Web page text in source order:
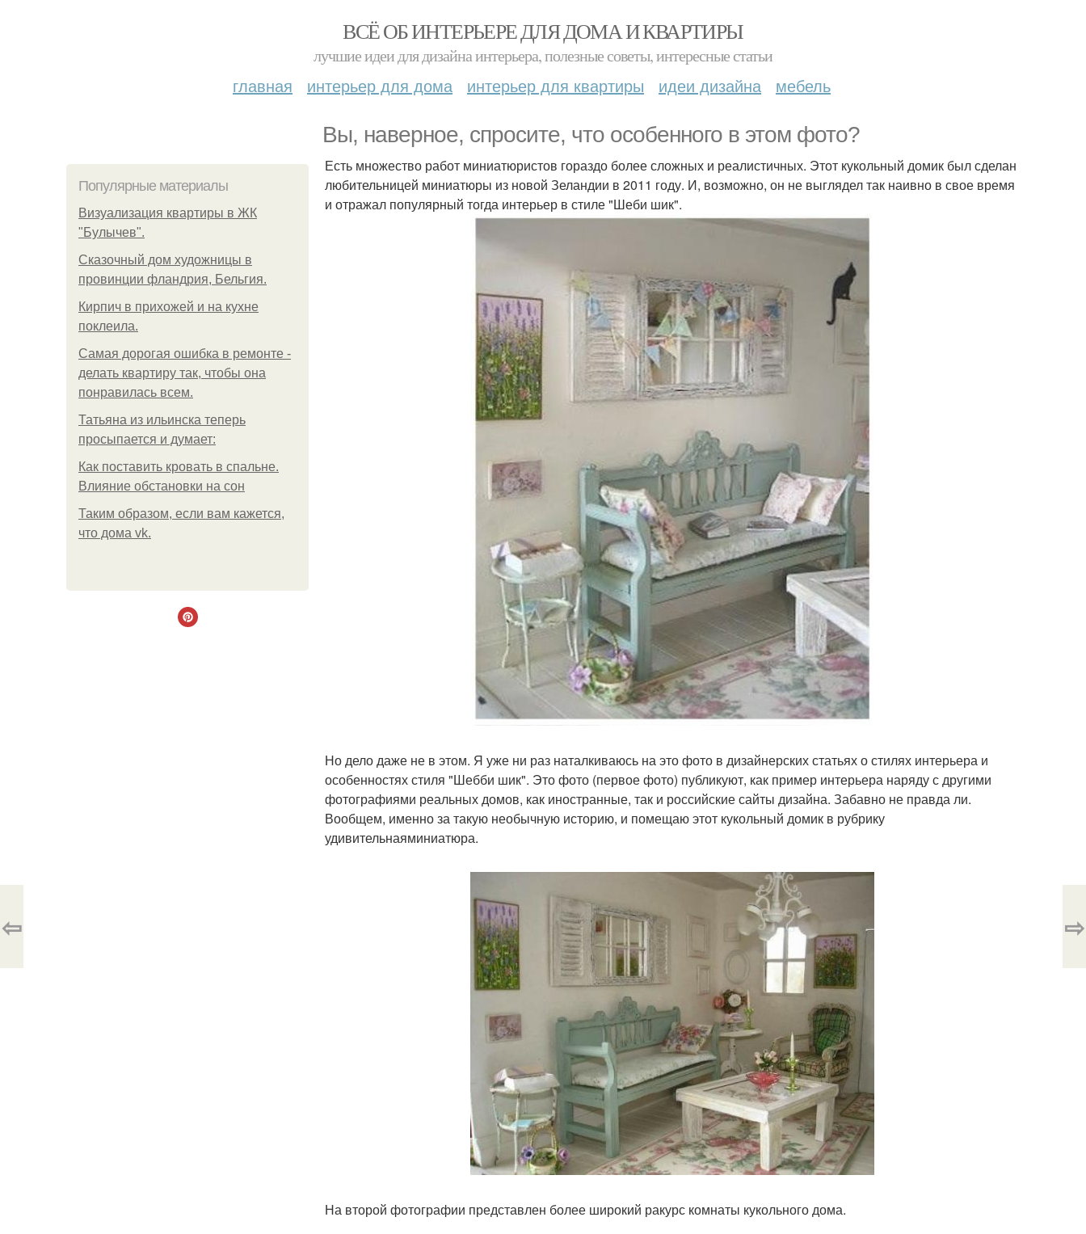
ВСЁ ОБ ИНТЕРЬЕРЕ ДЛЯ ДОМА И КВАРТИРЫ
лучшие идеи для дизайна интерьера, полезные советы, интересные статьи
главная интерьер для дома интерьер для квартиры идеи дизайна мебель
Вы, наверное, спросите, что особенного в этом фото?
Популярные материалы
Визуализация квартиры в ЖК
"Булычев".
Сказочный дом художницы в
провинции фландрия, Бельгия.
Кирпич в прихожей и на кухне
поклеила.
Самая дорогая ошибка в ремонте -
делать квартиру так, чтобы она
понравилась всем.
Татьяна из ильинска теперь
просыпается и думает:
Как поставить кровать в спальне.
Влияние обстановки на сон
Таким образом, если вам кажется,
что дома vk.
Есть множество работ миниатюристов гораздо более сложных и реалистичных. Этот кукольный домик был сделан
любительницей миниатюры из новой Зеландии в 2011 году. И, возможно, он не выглядел так наивно в свое время
и отражал популярный тогда интерьер в стиле "Шеби шик".
Но дело даже не в этом. Я уже ни раз наталкиваюсь на это фото в дизайнерских статьях о стилях интерьера и
особенностях стиля "Шебби шик". Это фото (первое фото) публикуют, как пример интерьера наряду с другими
фотографиями реальных домов, как иностранные, так и российские сайты дизайна. Забавно не правда ли.
Вообщем, именно за такую необычную историю, и помещаю этот кукольный домик в рубрику
удивительнаяминиатюра.
На второй фотографии представлен более широкий ракурс комнаты кукольного дома.
⇦ ⇨